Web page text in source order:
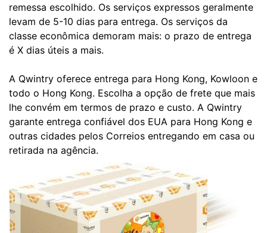
remessa escolhido. Os serviços expressos geralmente
levam de 5-10 dias para entrega. Os serviços da
classe econômica demoram mais: o prazo de entrega
é X dias úteis a mais.
A Qwintry oferece entrega para Hong Kong, Kowloon e
todo o Hong Kong. Escolha a opção de frete que mais
lhe convém em termos de prazo e custo. A Qwintry
garante entrega confiável dos EUA para Hong Kong e
outras cidades pelos Correios entregando em casa ou
retirada na agência.